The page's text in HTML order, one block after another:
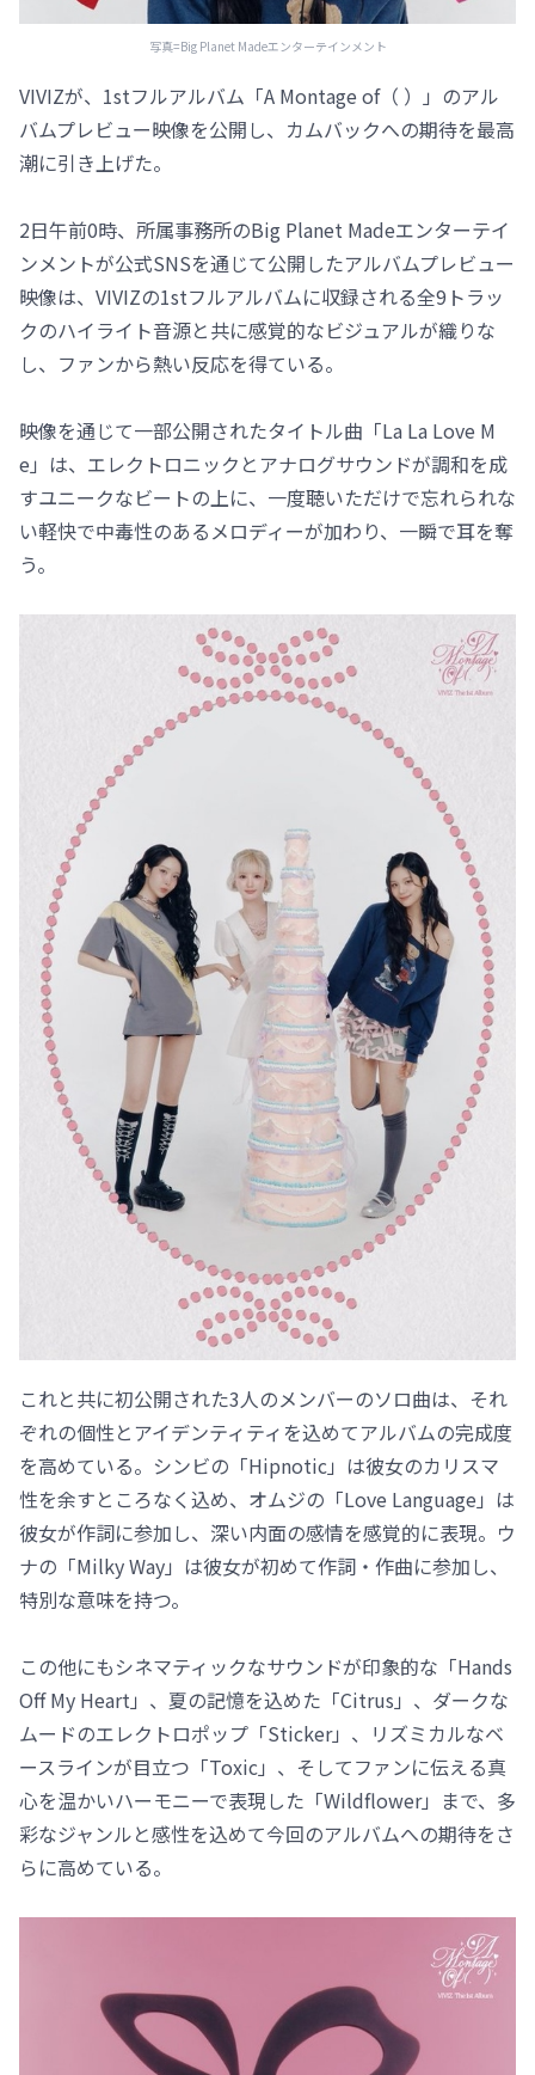
写真=Big Planet Madeエンターテインメント
VIVIZが、1stフルアルバム「A Montage of（ ）」のアル
バムプレビュー映像を公開し、カムバックへの期待を最高
潮に引き上げた。
2日午前0時、所属事務所のBig Planet Madeエンターテイ
ンメントが公式SNSを通じて公開したアルバムプレビュー
映像は、VIVIZの1stフルアルバムに収録される全9トラッ
クのハイライト音源と共に感覚的なビジュアルが織りな
し、ファンから熱い反応を得ている。
映像を通じて一部公開されたタイトル曲「La La Love M
e」は、エレクトロニックとアナログサウンドが調和を成
すユニークなビートの上に、一度聴いただけで忘れられな
い軽快で中毒性のあるメロディーが加わり、一瞬で耳を奪
う。
これと共に初公開された3人のメンバーのソロ曲は、それ
ぞれの個性とアイデンティティを込めてアルバムの完成度
を高めている。シンビの「Hipnotic」は彼女のカリスマ
性を余すところなく込め、オムジの「Love Language」は
彼女が作詞に参加し、深い内面の感情を感覚的に表現。ウ
ナの「Milky Way」は彼女が初めて作詞・作曲に参加し、
特別な意味を持つ。
この他にもシネマティックなサウンドが印象的な「Hands
Off My Heart」、夏の記憶を込めた「Citrus」、ダークな
ムードのエレクトロポップ「Sticker」、リズミカルなベ
ースラインが目立つ「Toxic」、そしてファンに伝える真
心を温かいハーモニーで表現した「Wildflower」まで、多
彩なジャンルと感性を込めて今回のアルバムへの期待をさ
らに高めている。